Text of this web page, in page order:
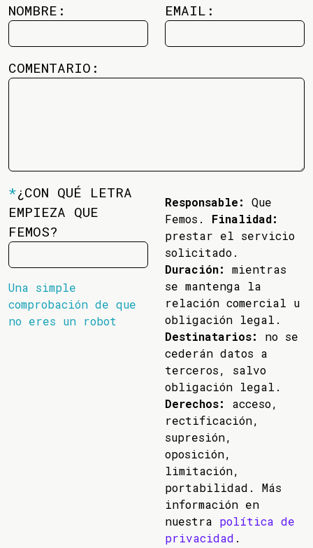
NOMBRE: EMAIL:
COMENTARIO:
*¿CON QUÉ LETRA
EMPIEZA QUE
FEMOS?
Una simple
comprobación de que
no eres un robot
Responsable:
Que
Femos. Finalidad:
prestar el servicio
solicitado.
Duración:
mientras
se mantenga la
relación comercial u
obligación legal.
Destinatarios:
no se
cederán datos a
terceros, salvo
obligación legal.
Derechos:
acceso,
rectificación,
supresión,
oposición,
limitación,
portabilidad. Más
información en
nuestra política de
privacidad .